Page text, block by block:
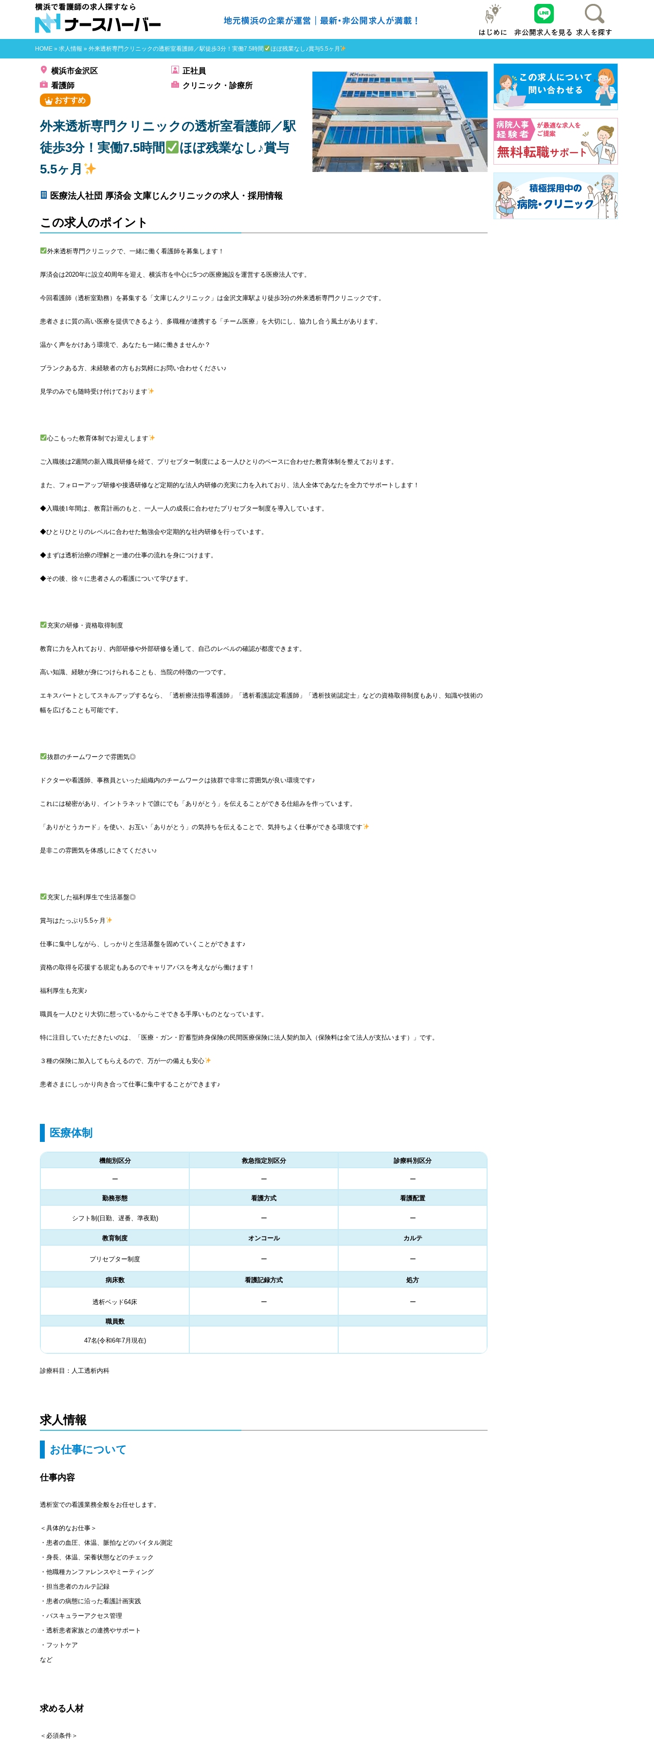
はじめに 友だち追加
HOME » 求人情報 » 外来透析専門クリニックの透析室看護師／駅徒歩3分！実働7.5時間 ほぼ残業なし♪賞与5.5ヶ月
横浜市金沢区
正社員
看護師
クリニック・診療所
おすすめ
外来透析専門クリニックの透析室看護師／駅
徒歩3分！実働7.5時間
ほぼ残業なし♪賞与
5.5ヶ月
医療法人社団 厚済会 文庫じんクリニックの求人・採用情報
この求人のポイント
外来透析専門クリニックで、一緒に働く看護師を募集します！
厚済会は2020年に設立40周年を迎え、横浜市を中心に5つの医療施設を運営する医療法人です。
今回看護師（透析室勤務）を募集する「文庫じんクリニック」は金沢文庫駅より徒歩3分の外来透析専門クリニックです。
患者さまに質の高い医療を提供できるよう、多職種が連携する「チーム医療」を大切にし、協力し合う風土があります。
温かく声をかけあう環境で、あなたも一緒に働きませんか？
ブランクある方、未経験者の方もお気軽にお問い合わせください♪
見学のみでも随時受け付けております
心こもった教育体制でお迎えします
ご入職後は2週間の新入職員研修を経て、プリセプター制度による一人ひとりのペースに合わせた教育体制を整えております。
また、フォローアップ研修や接遇研修など定期的な法人内研修の充実に力を入れており、法人全体であなたを全力でサポートします！
◆入職後1年間は、教育計画のもと、一人一人の成長に合わせたプリセプター制度を導入しています。
◆ひとりひとりのレベルに合わせた勉強会や定期的な社内研修を行っています。
◆まずは透析治療の理解と一連の仕事の流れを身につけます。
◆その後、徐々に患者さんの看護について学びます。
充実の研修・資格取得制度
教育に力を入れており、内部研修や外部研修を通して、自己のレベルの確認が都度できます。
高い知識、経験が身につけられることも、当院の特徴の一つです。
エキスパートとしてスキルアップするなら、「透析療法指導看護師」「透析看護認定看護師」「透析技術認定士」などの資格取得制度もあり、知識や技術の
幅を広げることも可能です。
抜群のチームワークで雰囲気◎
ドクターや看護師、事務員といった組織内のチームワークは抜群で非常に雰囲気が良い環境です♪
これには秘密があり、イントラネットで誰にでも「ありがとう」を伝えることができる仕組みを作っています。
「ありがとうカード」を使い、お互い「ありがとう」の気持ちを伝えることで、気持ちよく仕事ができる環境です
是非この雰囲気を体感しにきてください♪
充実した福利厚生で生活基盤◎
賞与はたっぷり5.5ヶ月
仕事に集中しながら、しっかりと生活基盤を固めていくことができます♪
資格の取得を応援する規定もあるのでキャリアパスを考えながら働けます！
福利厚生も充実♪
職員を一人ひとり大切に想っているからこそできる手厚いものとなっています。
特に注目していただきたいのは、「医療・ガン・貯蓄型終身保険の民間医療保険に法人契約加入（保険料は全て法人が支払います）」です。
３種の保険に加入してもらえるので、万が一の備えも安心
患者さまにしっかり向き合って仕事に集中することができます♪
医療体制
機能別区分 救急指定別区分 診療科別区分
ー ー ー
勤務形態 看護方式 看護配置
シフト制(日勤、遅番、準夜勤) ー ー
教育制度 オンコール カルテ
プリセプター制度 ー ー
病床数 看護記録方式 処方
透析ベッド64床 ー ー
職員数
47名(令和6年7月現在)
診療科目：人工透析内科
求人情報
お仕事について
仕事内容
透析室での看護業務全般をお任せします。
＜具体的なお仕事＞
・患者の血圧、体温、脈拍などのバイタル測定
・身長、体温、栄養状態などのチェック
・他職種カンファレンスやミーティング
・担当患者のカルテ記録
・患者の病態に沿った看護計画実践
・バスキュラーアクセス管理
・透析患者家族との連携やサポート
・フットケア
など
求める人材
＜必須条件＞